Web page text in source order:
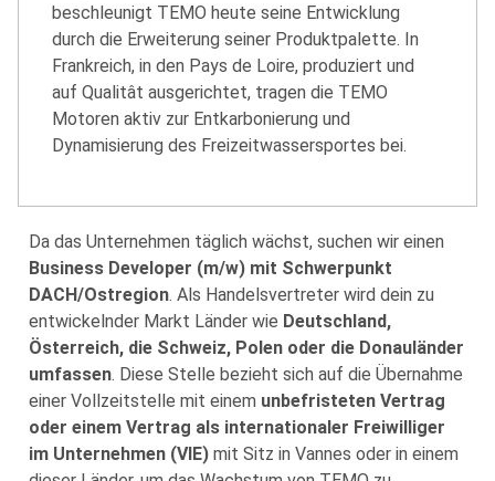
beschleunigt TEMO heute seine Entwicklung
durch die Erweiterung seiner Produktpalette. In
Frankreich, in den Pays de Loire, produziert und
auf Qualitât ausgerichtet, tragen die TEMO
Motoren aktiv zur Entkarbonierung und
Dynamisierung des Freizeitwassersportes bei.
Da das Unternehmen täglich wächst, suchen wir einen
Business Developer (m/w) mit Schwerpunkt
DACH/Ostregion. Als Handelsvertreter wird dein zu
entwickelnder Markt Länder wie Deutschland,
Österreich, die Schweiz, Polen oder die Donauländer
umfassen. Diese Stelle bezieht sich auf die Übernahme
einer Vollzeitstelle mit einem unbefristeten Vertrag
oder einem Vertrag als internationaler Freiwilliger
im Unternehmen (VIE) mit Sitz in Vannes oder in einem